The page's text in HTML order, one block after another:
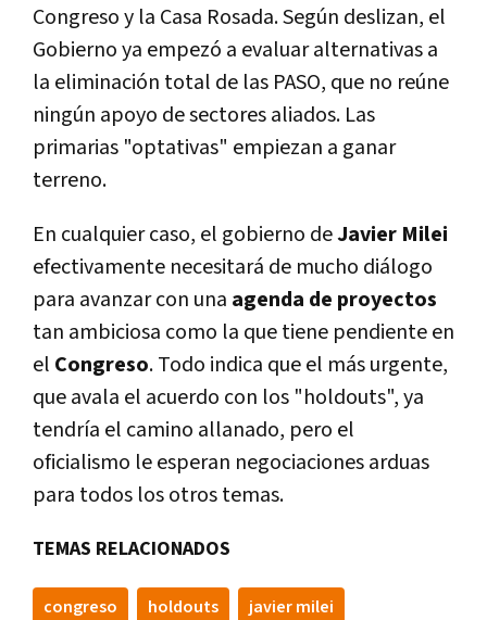
Congreso y la Casa Rosada. Según deslizan, el
Gobierno ya empezó a evaluar alternativas a
la eliminación total de las PASO, que no reúne
ningún apoyo de sectores aliados. Las
primarias "optativas" empiezan a ganar
terreno.
En cualquier caso, el gobierno deJavier Milei
efectivamente necesitará de mucho diálogo
para avanzar con una agenda de proyectos
tan ambiciosa como la que tiene pendiente en
el Congreso. Todo indica que el más urgente,
que avala el acuerdo con los "holdouts", ya
tendría el camino allanado, pero el
oficialismo le esperan negociaciones arduas
para todos los otros temas.
TEMAS RELACIONADOS
congreso holdouts javier milei